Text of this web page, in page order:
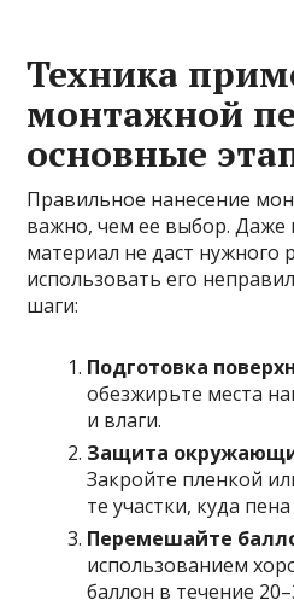
Техника
монтажной
основные
Правильное нанесение
важно, чем ее выбор. Даже
материал не даст нужного
использовать его
шаги:
Подготовка
обезжирьте места
и влаги.
Защита
Закройте пленкой
те участки, куда
Перемешайте
использованием
баллон в течение